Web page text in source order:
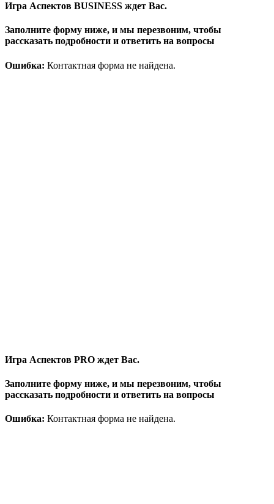
Игра Аспектов BUSINESS ждет Вас.
Заполните форму ниже, и мы перезвоним, чтобы
рассказать подробности и ответить на вопросы
Ошибка: Контактная форма не найдена.
Игра Аспектов PRO ждет Вас.
Заполните форму ниже, и мы перезвоним, чтобы
рассказать подробности и ответить на вопросы
Ошибка: Контактная форма не найдена.